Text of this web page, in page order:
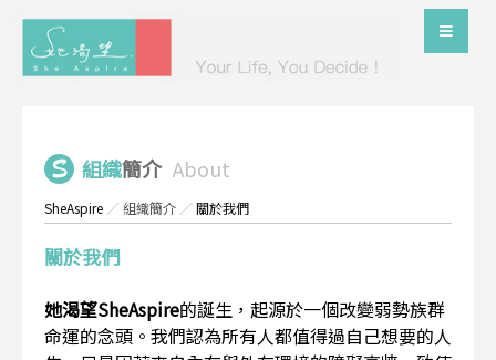
組織簡介 About
SheAspire ／組織簡介 ／關於我們
關於我們
她渴望SheAspire的誕生，起源於一個改變弱勢族群
命運的念頭。我們認為所有人都值得過自己想要的人